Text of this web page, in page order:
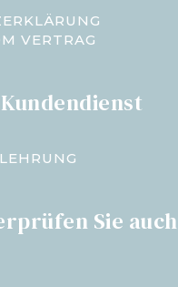
VERTRAG
Kundendienst
Sie auch